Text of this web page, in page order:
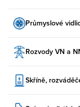
Průmyslové
Rozvody VN a
Skříně,